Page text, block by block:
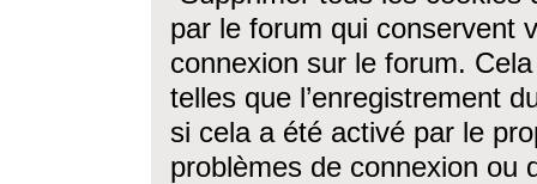
par le forum qui conservent
connexion sur le forum.
telles que l’enregistrement
si cela a été activé par le
problèmes de connexion ou